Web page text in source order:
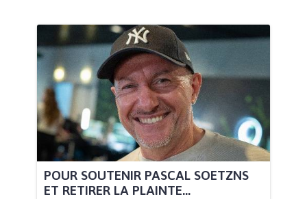
POUR SOUTENIR PASCAL SOETZNS
ET RETIRER LA PLAINTE...